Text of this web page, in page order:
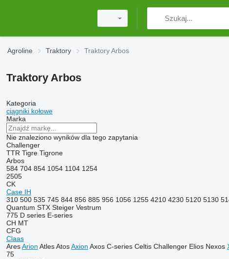
Agroline Traktory Traktory Arbos
Traktory Arbos
Kategoria
ciągniki kołowe
Marka
Nie znaleziono wyników dla tego zapytania
Challenger
TTR Tigre Tigrone
Arbos
584 704 854 1054 1104 1254
2505
CK
Case IH
310 500 535 745 844 856 885 956 1056 1255 4210 4230 5120 5130
Quantum STX Steiger Vestrum
775 D series E-series
CH MT
CFG
Claas
Ares Arion Atles Atos Axion Axos C-series Celtis Challenger Elios Nexos
75